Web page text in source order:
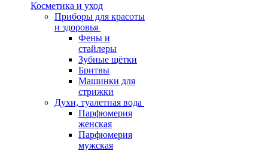
Косметика и уход
Приборы для красоты
и здоровья
Фены и
стайлеры
Зубные щётки
Бритвы
Машинки для
стрижки
Духи, туалетная вода
Парфюмерия
женская
Парфюмерия
мужская